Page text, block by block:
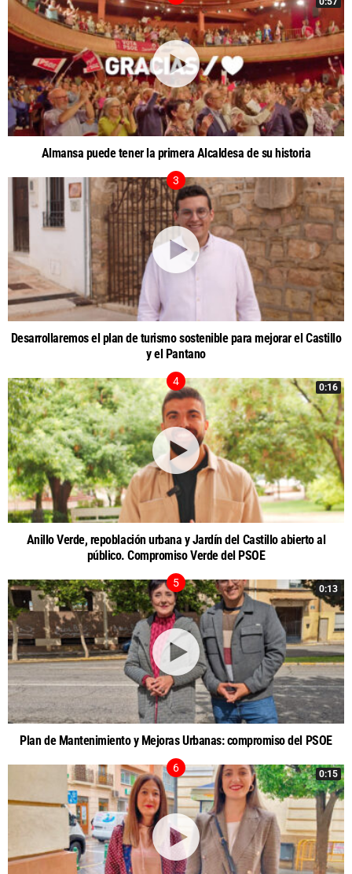
Almansa puede tener la primera Alcaldesa de su historia
Desarrollaremos el plan de turismo sostenible para mejorar el Castillo
y el Pantano
0:16
Anillo Verde, repoblación urbana y Jardín del Castillo abierto al
público. Compromiso Verde del PSOE
0:13
Plan de Mantenimiento y Mejoras Urbanas: compromiso del PSOE
0:15